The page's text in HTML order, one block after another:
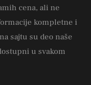
cena, ali ne
kompletne i
sajtu su deo naše
u svakom